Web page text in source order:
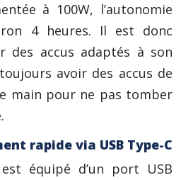
à 100W, l’autonomie
4 heures. Il est donc
des accus adaptés à son
avoir des accus de
main pour ne pas tomber
rapide via USB Type-C
est équipé d’un port USB